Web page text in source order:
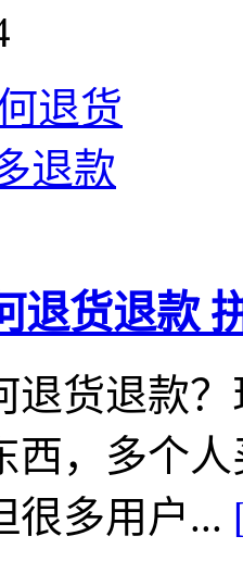
退货退款
退货退款
西，多个
很多用户...